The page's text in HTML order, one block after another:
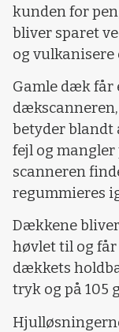
kunden for
bliver sparet
og vulkanisere
Gamle dæk får
betyder blandt
fejl og mangler
scanneren
regummieres
Dækkene
høvlet til og får
dækkets
tryk og på 105